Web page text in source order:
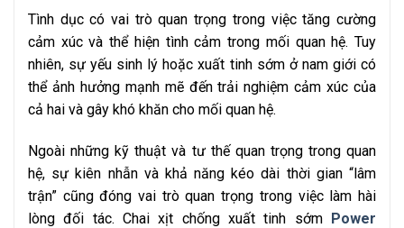
Tình dục có vai trò quan trọng trong việc tăng cường
cảm xúc và thể hiện tình cảm trong mối quan hệ. Tuy
nhiên, sự yếu sinh lý hoặc xuất tinh sớm ở nam giới có
thể ảnh hưởng mạnh mẽ đến trải nghiệm cảm xúc của
cả hai và gây khó khăn cho mối quan hệ.
Ngoài những kỹ thuật và tư thế quan trọng trong quan
hệ, sự kiên nhẫn và khả năng kéo dài thời gian “lâm
trận” cũng đóng vai trò quan trọng trong việc làm hài
lòng đối tác. Chai xịt chống xuất tinh sớm Power